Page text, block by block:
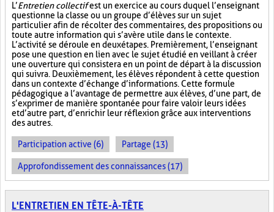
L’Entretien collectifest un exercice au cours duquel l’enseignant
questionne la classe ou un groupe d’élèves sur un sujet
particulier afin de récolter des commentaires, des propositions ou
toute autre information qui s’avère utile dans le contexte.
L’activité se déroule en deux étapes. Premièrement, l’enseignant
pose une question en lien avec le sujet étudié en veillant à créer
une ouverture qui consistera en un point de départ à la discussion
qui suivra. Deuxièmement, les élèves répondent à cette question
dans un contexte d’échange d’informations. Cette formule
pédagogique a l’avantage de permettre aux élèves, d’une part, de
s’exprimer de manière spontanée pour faire valoir leurs idées
et d’autre part, d’enrichir leur réflexion grâce aux interventions
des autres.
Participation active (6) Partage (13)
Approfondissement des connaissances (17)
L'ENTRETIEN EN TÊTE-À-TÊTE